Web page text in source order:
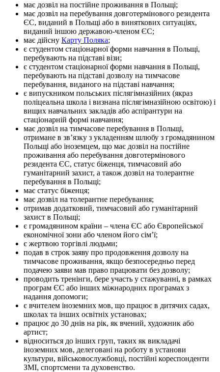
має дозвіл на постійне проживання в Польщі;
має дозвіл на перебування довготермінового резидента
ЄС, виданий в Польщі або в виняткових ситуаціях,
виданий іншою державою-членом ЄС;
має дійсну Карту Поляка;
є студентом стаціонарної форми навчання в Польщі,
перебувають на підставі візи;
є студентом стаціонарної форми навчання в Польщі,
перебувають на підставі дозволу на тимчасове
перебування, виданого на підставі навчання;
є випускником польських післягімназійних (якраз
поліцеальна школа і визнана післягімназійною освітою) і
вищих навчальних закладів або аспірантури на
стаціонарній формі навчання;
має дозвіл на тимчасове перебування в Польщі,
отримане в зв’язку з укладенням шлюбу з громадянином
Польщі або іноземцем, що має дозвіл на постійне
проживання або перебування довготермінового
резидента ЄС, статус біженця, тимчасовий або
гуманітарний захист, а також дозвіл на толерантне
перебування в Польщі;
має статус біженця;
має дозвіл на толерантне перебування;
отримав додатковий, тимчасовий або гуманітарний
захист в Польщі;
є громадянином країни – члена ЄС або Європейської
економічної зони або членом його сім’ї;
є жертвою торгівлі людьми;
подав в строк заяву про продовження дозволу на
тимчасове проживання, якщо безпосередньо перед
подачею заяви мав право працювати без дозволу;
проводить тренінги, бере участь у стажуванні, в рамках
програм ЄС або інших міжнародних програмах з
надання допомоги;
є вчителем іноземних мов, що працює в дитячих садах,
школах та інших освітніх установах;
працює до 30 днів на рік, як вчений, художник або
артист;
відноситься до інших груп, таких як викладачі
іноземних мов, делеговані на роботу в установи
культури, військовослужбовці, постійні кореспонденти
ЗМІ, спортсмени та духовенство.